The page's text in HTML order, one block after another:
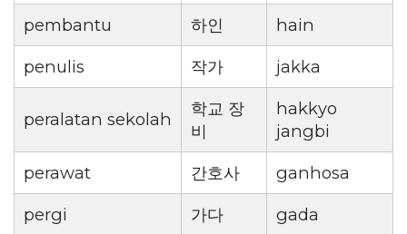
pembantu
하인
hain
penulis
작가 jakka
peralatan sekolah
학교 장
비
hakkyo
jangbi
perawat
간호사
ganhosa
pergi
가다 gada